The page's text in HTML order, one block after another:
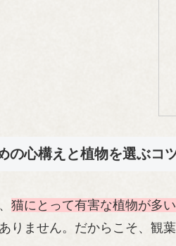
の心構えと植物を選ぶコ
猫にとって有害な植物が多
りません。だからこそ、観